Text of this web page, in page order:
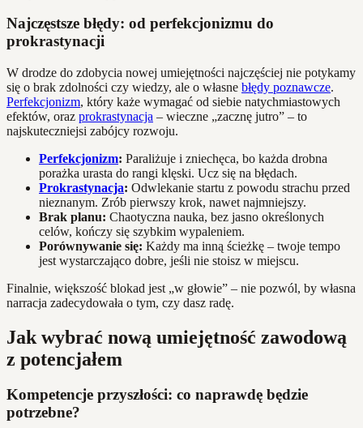
Najczęstsze błędy: od perfekcjonizmu do
prokrastynacji
W drodze do zdobycia nowej umiejętności najczęściej nie potykamy
się o brak zdolności czy wiedzy, ale o własne błędy poznawcze.
Perfekcjonizm, który każe wymagać od siebie natychmiastowych
efektów, oraz prokrastynacja – wieczne „zacznę jutro” – to
najskuteczniejsi zabójcy rozwoju.
Perfekcjonizm: Paraliżuje i zniechęca, bo każda drobna
porażka urasta do rangi klęski. Ucz się na błędach.
Prokrastynacja: Odwlekanie startu z powodu strachu przed
nieznanym. Zrób pierwszy krok, nawet najmniejszy.
Brak planu: Chaotyczna nauka, bez jasno określonych
celów, kończy się szybkim wypaleniem.
Porównywanie się: Każdy ma inną ścieżkę – twoje tempo
jest wystarczająco dobre, jeśli nie stoisz w miejscu.
Finalnie, większość blokad jest „w głowie” – nie pozwól, by własna
narracja zadecydowała o tym, czy dasz radę.
Jak wybrać nową umiejętność zawodową
z potencjałem
Kompetencje przyszłości: co naprawdę będzie
potrzebne?